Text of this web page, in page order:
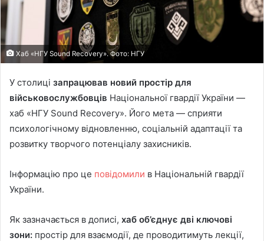
Хаб «НГУ Sound Recovery». Фото: НГУ
У столиці запрацював новий простір для
військовослужбовців Національної гвардії України —
хаб «НГУ Sound Recovery». Його мета — сприяти
психологічному відновленню, соціальній адаптації та
розвитку творчого потенціалу захисників.
Інформацію про це повідомили в Національній гвардії
України.
Як зазначається в дописі, хаб об’єднує дві ключові
зони: простір для взаємодії, де проводитимуть лекції,